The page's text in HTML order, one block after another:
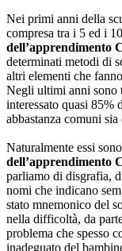
Nei primi anni della
compresa tra i 5 ed i
dell’apprendimento
determinati metodi di
altri elementi che
Negli ultimi anni sono
interessato quasi 85%
abbastanza comuni
Naturalmente essi
dell’apprendimento
parliamo di disgrafia,
nomi che indicano
stato mnemonico del
nella difficoltà, da
problema che spesso
inadeguato del